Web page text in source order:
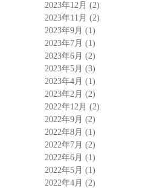
2023年12月 (2)
2023年11月 (2)
2023年9月 (1)
2023年7月 (1)
2023年6月 (2)
2023年5月 (3)
2023年4月 (1)
2023年2月 (2)
2022年12月 (2)
2022年9月 (2)
2022年8月 (1)
2022年7月 (2)
2022年6月 (1)
2022年5月 (1)
2022年4月 (2)